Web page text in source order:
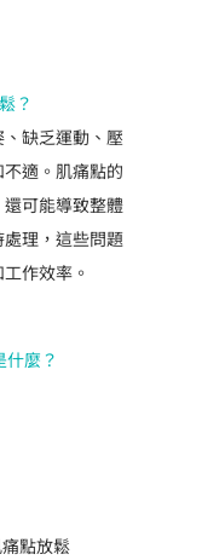
？
缺乏運動、壓
適。肌痛點的
可能導致整體
理，這些問題
作效率。
麼？
點放鬆